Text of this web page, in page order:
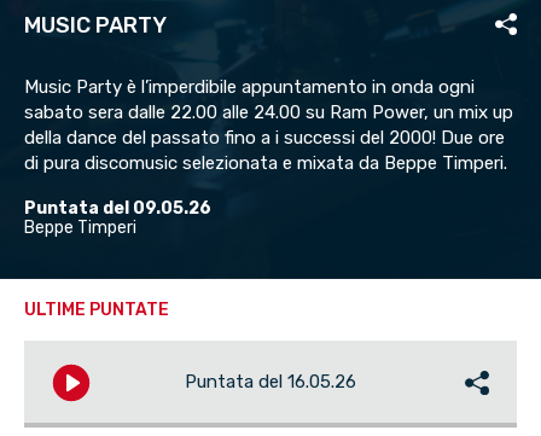
MUSIC PARTY
Music Party è l’imperdibile appuntamento in onda ogni
sabato sera dalle 22.00 alle 24.00 su Ram Power, un mix up
della dance del passato fino a i successi del 2000! Due ore
di pura discomusic selezionata e mixata da Beppe Timperi.
Puntata del 09.05.26
Beppe Timperi
ULTIME PUNTATE
Puntata del 16.05.26
Play